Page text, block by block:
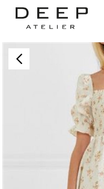
Anasayfa Çiçek Desenli Gipeli